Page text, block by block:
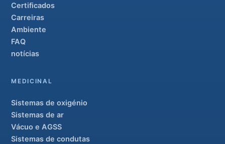
Certificados
Carreiras
Ambiente
FAQ
notícias
MEDICINAL
Sistemas de oxigénio
Sistemas de ar
Vácuo e AGSS
Sistemas de condutas